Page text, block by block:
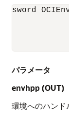
sword
パラメータ
envhpp(OUT)
環境へのハンド